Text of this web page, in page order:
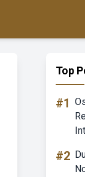
Top
#1
#2